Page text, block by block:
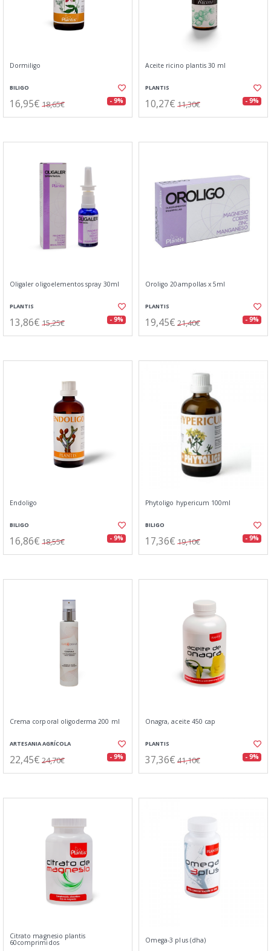
Dormiligo
BILIGO
16,95€ 18,65€ - 9%
Aceite ricino plantis 30 ml
PLANTIS
10,27€ 11,30€ - 9%
Oligaler oligoelementos spray 30ml
PLANTIS
13,86€ 15,25€ - 9%
Oroligo 20ampollas x 5ml
PLANTIS
19,45€ 21,40€ - 9%
Endoligo
BILIGO
16,86€ 18,55€ - 9%
Phytoligo hypericum 100ml
BILIGO
17,36€ 19,10€ - 9%
Crema corporal oligoderma 200 ml
ARTESANIA AGRÍCOLA
22,45€ 24,70€ - 9%
Onagra, aceite 450 cap
PLANTIS
37,36€ 41,10€ - 9%
Citrato magnesio plantis
60comprimidos Omega-3 plus (dha)